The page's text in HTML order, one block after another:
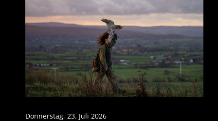
Donnerstag, 23. Juli 2026